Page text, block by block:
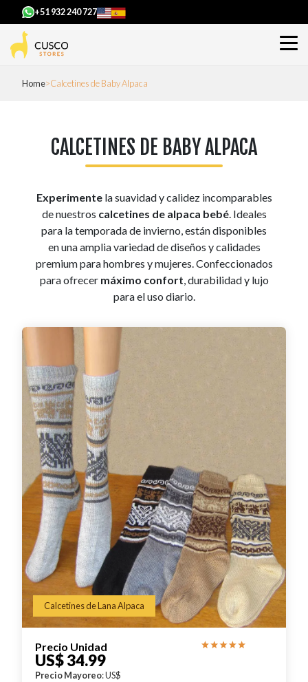
+51 932 240 727
Home Calcetines de Baby Alpaca
CALCETINES DE BABY ALPACA
Experimentela suavidad y calidez incomparables
de nuestros calcetines de alpaca bebé. Ideales
para la temporada de invierno, están disponibles
en una amplia variedad de diseños y calidades
premium para hombres y mujeres. Confeccionados
para ofrecer máximo confort, durabilidad y lujo
para el uso diario.
Calcetines de Lana Alpaca
Precio Unidad
US$ 34.99
Precio Mayoreo: US$